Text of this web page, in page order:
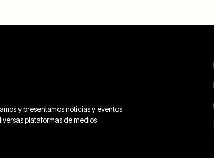
y presentamos noticias y eventos
plataformas de medios